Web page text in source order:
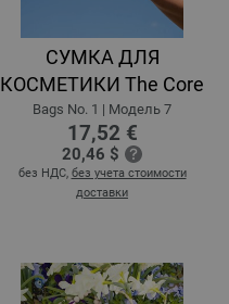
СУМКА ДЛЯ
КОСМЕТИКИ The Core
Bags No. 1 | Модель 7
17,52 €
20,46 $
без НДС, без учета стоимости
доставки